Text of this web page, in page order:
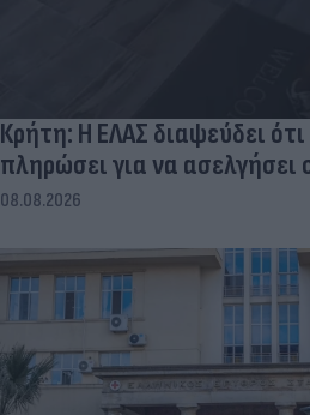
Κρήτη: Η ΕΛΑΣ διαψεύδει
πληρώσει για να ασελγήσει
08.08.2026